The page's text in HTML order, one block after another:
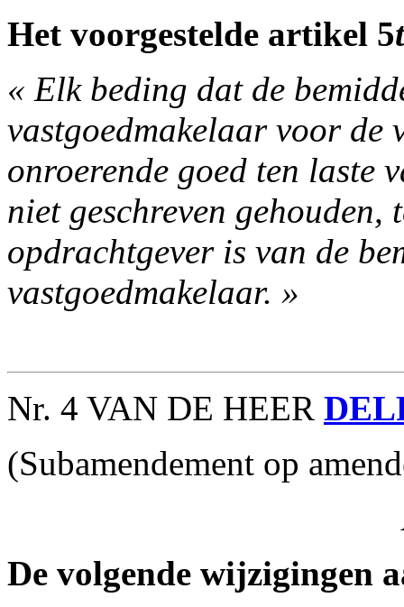
Het voorgestelde artikel 5
« Elk beding dat de
vastgoedmakelaar voor de
onroerende goed ten laste
niet geschreven
opdrachtgever is van de
vastgoedmakelaar. »
Nr. 4 VAN DE HEER
(Subamendement op
De volgende wijzigingen